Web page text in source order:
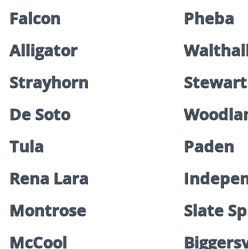
Falcon
Pheba
Alligator
Strayhorn
Stewart
De Soto
Tula
Paden
Rena Lara
Montrose
Slate
McCool